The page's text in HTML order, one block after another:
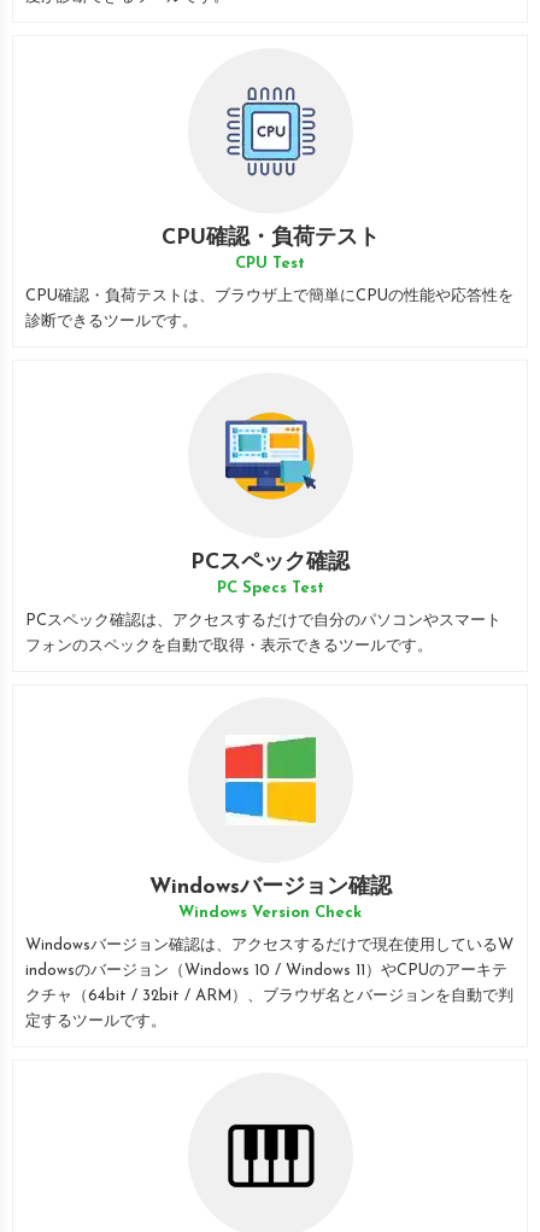
CPU確認・負荷テスト
CPU Test
CPU確認・負荷テストは、ブラウザ上で簡単にCPUの性能や応答性を
診断できるツールです。
PCスペック確認
PC Specs Test
PCスペック確認は、アクセスするだけで自分のパソコンやスマート
フォンのスペックを自動で取得・表示できるツールです。
Windowsバージョン確認
Windows Version Check
Windowsバージョン確認は、アクセスするだけで現在使用しているW
indowsのバージョン（Windows 10 / Windows 11）やCPUのアーキテ
クチャ（64bit / 32bit / ARM）、ブラウザ名とバージョンを自動で判
定するツールです。